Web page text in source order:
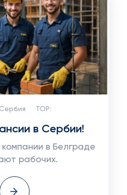
Сербия TOP:
в Сербии!
в Белграде
рабочих.